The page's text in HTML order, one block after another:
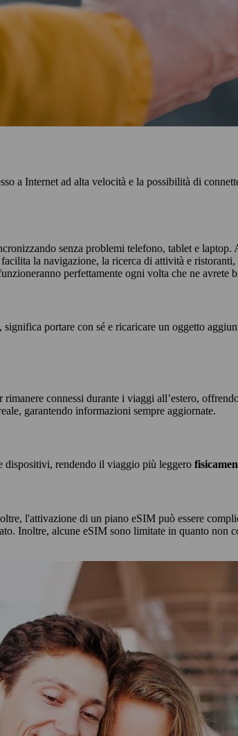
a Internet ad alta velocità e la possibilità di
senza problemi telefono, tablet e
la navigazione, la ricerca di attività e
perfettamente ogni volta che ne avrete
portare con sé e ricaricare un oggetto
connessi durante i viaggi all’estero,
garantendo informazioni sempre aggiornate.
dispositivi, rendendo il viaggio più leggero
l'attivazione di un piano eSIM può essere
Inoltre, alcune eSIM sono limitate in quanto non